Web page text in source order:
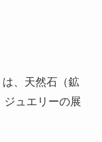
は、天然石（鉱
ジュエリーの展